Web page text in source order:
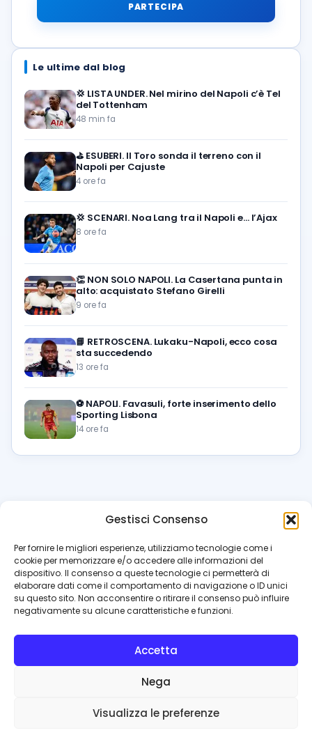
Gestisci Consenso
Per fornire le migliori esperienze, utilizziamo tecnologie come i
cookie per memorizzare e/o accedere alle informazioni del
dispositivo. Il consenso a queste tecnologie ci permetterà di
elaborare dati come il comportamento di navigazione o ID unici
su questo sito. Non acconsentire o ritirare il consenso può influire
negativamente su alcune caratteristiche e funzioni.
Accetta
Nega
Visualizza le preferenze
PARTECIPA
Le ultime dal blog
💢 LISTA UNDER. Nel mirino del Napoli c’è Tel
del Tottenham
48 min fa
⛳ ESUBERI. Il Toro sonda il terreno con il
Napoli per Cajuste
4 ore fa
💢 SCENARI. Noa Lang tra il Napoli e… l’Ajax
8 ore fa
👏 NON SOLO NAPOLI. La Casertana punta in
alto: acquistato Stefano Girelli
9 ore fa
📘 RETROSCENA. Lukaku-Napoli, ecco cosa
sta succedendo
13 ore fa
⚽️ NAPOLI. Favasuli, forte inserimento dello
Sporting Lisbona
14 ore fa
azzurrissimo.it
Il blog di riferimento per i tifosi del Napoli. News, interviste,
pagelle e calciomercato. Testata giornalistica registrata
al Tribunale di Napoli (n. 48 dell’08/10/2012). Direttore Luca
Perillo
INFO
Contattaci